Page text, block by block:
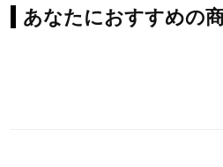
あなたにおすすめの